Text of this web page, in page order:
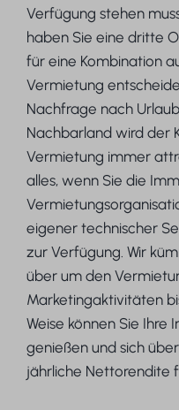
Verfügung stehen
haben Sie eine dritte
für eine Kombination
Vermietung
Nachfrage nach
Nachbarland wird der
Vermietung immer
alles, wenn Sie die
eigener technischer
zur Verfügung. Wir
über um den
Marketingaktivitäten
Weise können Sie Ihre
genießen und sich
jährliche Nettorendite